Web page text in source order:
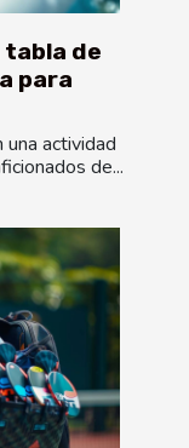
tabla de
para
actividad
de...